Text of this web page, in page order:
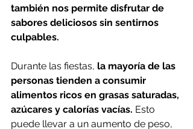
también nos permite disfrutar de
sabores deliciosos sin sentirnos
culpables.
Durante las fiestas, la mayoría de las
personas tienden a consumir
alimentos ricos en grasas saturadas,
azúcares y calorías vacías. Esto
puede llevar a un aumento de peso,